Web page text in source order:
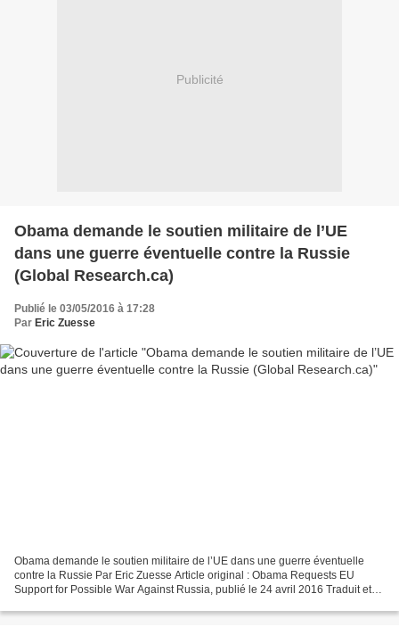
Publicité
Obama demande le soutien militaire de l’UE
dans une guerre éventuelle contre la Russie
(Global Research.ca)
Publié le 03/05/2016 à 17:28
Par Eric Zuesse
Obama demande le soutien militaire de l’UE dans une guerre éventuelle
contre la Russie Par Eric Zuesse Article original : Obama Requests EU
Support for Possible War Against Russia, publié le 24 avril 2016 Traduit et